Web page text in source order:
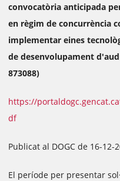
convocatòria anticipada
en règim de concurrència
implementar eines
de desenvolupament
873088)
https://
df
Publicat al DOGC de 16-12-
El període per presentar